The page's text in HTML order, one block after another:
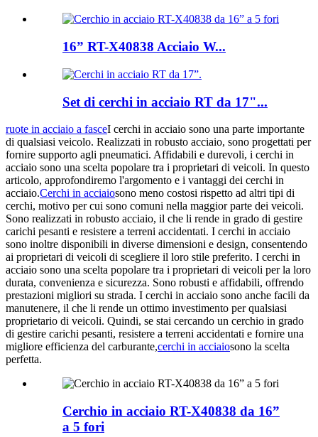
16” RT-X40838 Acciaio W...
Set di cerchi in acciaio RT da 17"...
ruote in acciaio a fasceI cerchi in acciaio sono una parte importante
di qualsiasi veicolo. Realizzati in robusto acciaio, sono progettati per
fornire supporto agli pneumatici. Affidabili e durevoli, i cerchi in
acciaio sono una scelta popolare tra i proprietari di veicoli. In questo
articolo, approfondiremo l'argomento e i vantaggi dei cerchi in
acciaio.Cerchi in acciaiosono meno costosi rispetto ad altri tipi di
cerchi, motivo per cui sono comuni nella maggior parte dei veicoli.
Sono realizzati in robusto acciaio, il che li rende in grado di gestire
carichi pesanti e resistere a terreni accidentati. I cerchi in acciaio
sono inoltre disponibili in diverse dimensioni e design, consentendo
ai proprietari di veicoli di scegliere il loro stile preferito. I cerchi in
acciaio sono una scelta popolare tra i proprietari di veicoli per la loro
durata, convenienza e sicurezza. Sono robusti e affidabili, offrendo
prestazioni migliori su strada. I cerchi in acciaio sono anche facili da
manutenere, il che li rende un ottimo investimento per qualsiasi
proprietario di veicoli. Quindi, se stai cercando un cerchio in grado
di gestire carichi pesanti, resistere a terreni accidentati e fornire una
migliore efficienza del carburante,cerchi in acciaiosono la scelta
perfetta.
Cerchio in acciaio RT-X40838 da 16”
a 5 fori